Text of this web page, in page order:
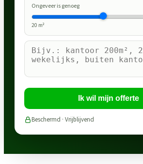
Ongeveer is genoeg
20 m²
Ik wil mijn offerte
Beschermd · Vrijblijvend